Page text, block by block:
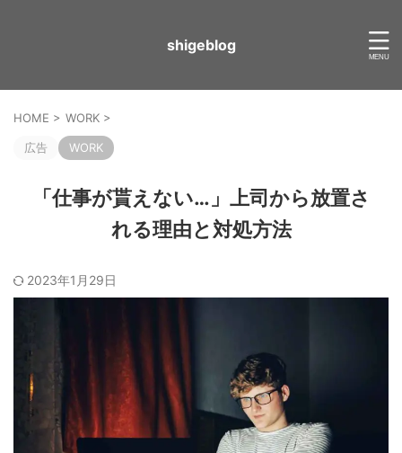
shigeblog
HOME > WORK >
広告 WORK
「仕事が貰えない…」上司から放置さ
れる理由と対処方法
2023年1月29日